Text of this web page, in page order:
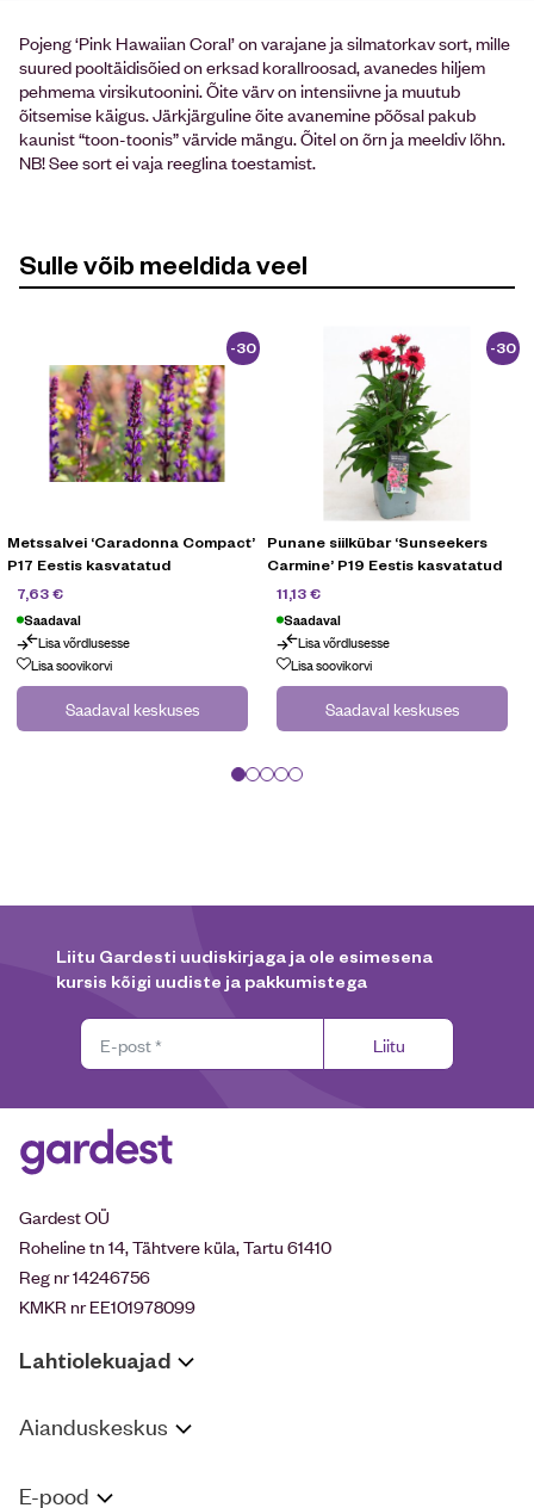
Pojeng ‘Pink Hawaiian Coral’ on varajane ja silmatorkav sort, mille
suured pooltäidisõied on erksad korallroosad, avanedes hiljem
pehmema virsikutoonini. Õite värv on intensiivne ja muutub
õitsemise käigus. Järkjärguline õite avanemine põõsal pakub
kaunist “toon-toonis” värvide mängu. Õitel on õrn ja meeldiv lõhn.
NB! See sort ei vaja reeglina toestamist.
Sulle võib meeldida veel
-30
%
Metssalvei ‘Caradonna Compact’
P17 Eestis kasvatatud
7,63€
Saadaval
Lisa võrdlusesse
Lisa soovikorvi
Saadaval keskuses
-30
%
Punane siilkübar ‘Sunseekers
Carmine’ P19 Eestis kasvatatud
11,13€
Saadaval
Lisa võrdlusesse
Lisa soovikorvi
Saadaval keskuses
Liitu Gardesti uudiskirjaga ja ole esimesena
kursis kõigi uudiste ja pakkumistega
Liitu
Gardest OÜ
Roheline tn 14, Tähtvere küla, Tartu 61410
Reg nr 14246756
KMKR nr EE101978099
Lahtiolekuajad
Aianduskeskus
E-pood